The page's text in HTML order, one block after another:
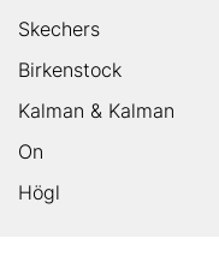
Skechers
Birkenstock
Kalman & Kalman
On
Högl